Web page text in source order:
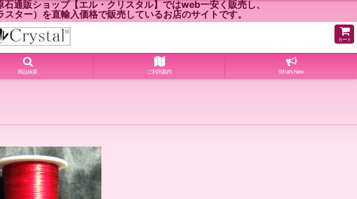
通販ショップ【エル・クリスタル】ではweb一安く販売し、
ター）を直輸入価格で販売しているお店のサイトです。
カート
商品検索 ご利用案内 What's New